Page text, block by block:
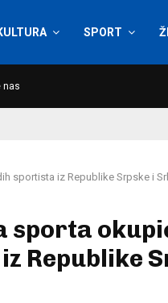
SPORT
nas
sportista iz Republike Srpske i
sporta
Republike